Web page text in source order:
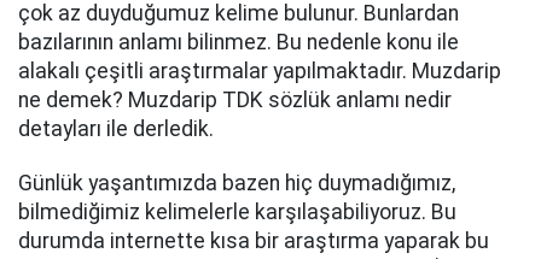
çok az duyduğumuz kelime bulunur. Bunlardan
bazılarının anlamı bilinmez. Bu nedenle konu ile
alakalı çeşitli araştırmalar yapılmaktadır. Muzdarip
ne demek? Muzdarip TDK sözlük anlamı nedir
detayları ile derledik.
Günlük yaşantımızda bazen hiç duymadığımız,
bilmediğimiz kelimelerle karşılaşabiliyoruz. Bu
durumda internette kısa bir araştırma yaparak bu